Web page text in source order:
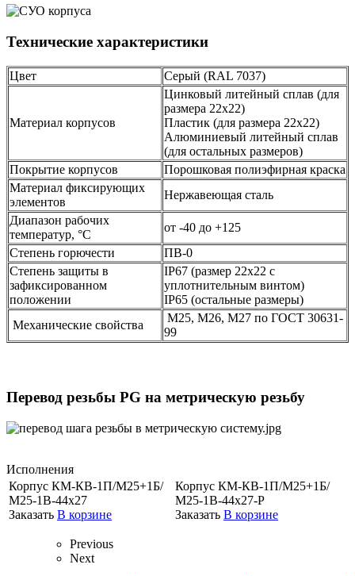
Технические характеристики
Цвет Серый (RAL 7037)
Материал корпусов
Цинковый литейный сплав (для
размера 22х22)
Пластик (для размера 22х22)
Алюминиевый литейный сплав
(для остальных размеров)
Покрытие корпусов
Порошковая полиэфирная краска
Материал фиксирующих
элементов
Нержавеющая сталь
Диапазон рабочих
температур, °С
от -40 до +125
Степень горючести
ПВ-0
Степень защиты в
зафиксированном
положении
IP67 (размер 22х22 с
уплотнительным винтом)
IP65 (остальные размеры)
Механические свойства
М25, М26, М27 по ГОСТ 30631-
99
Перевод резьбы PG на метрическую резьбу
Исполнения
Корпус КМ-КВ-1П/М25+1Б/
М25-1В-44х27
Заказать В корзине
Корпус КМ-КВ-1П/М25+1Б/
М25-1В-44х27-Р
Заказать В корзине
Previous
Next